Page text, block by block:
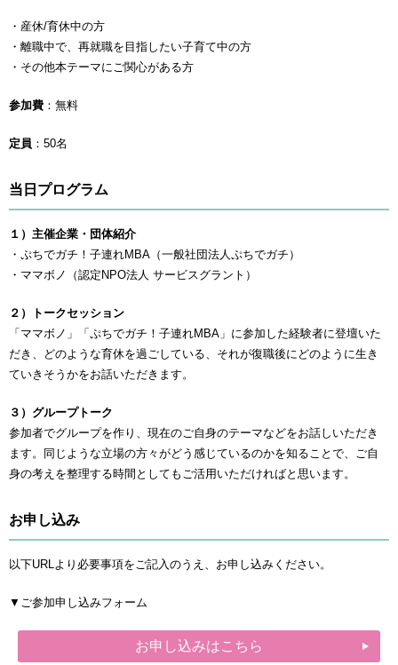
・産休/育休中の方
・離職中で、再就職を目指したい子育て中の方
・その他本テーマにご関心がある方
参加費 ：無料
定員 ：50名
当日プログラム
１）主催企業・団体紹介
・ぷちでガチ！子連れMBA（一般社団法人ぷちでガチ）
・ママボノ（認定NPO法人 サービスグラント）
２）トークセッション
「ママボノ」「ぷちでガチ！子連れMBA」に参加した経験者に登壇いた
だき、どのような育休を過ごしている、それが復職後にどのように生き
ていきそうかをお話いただきます。
３）グループトーク
参加者でグループを作り、現在のご自身のテーマなどをお話しいただき
ます。同じような立場の方々がどう感じているのかを知ることで、ご自
身の考えを整理する時間としてもご活用いただければと思います。
お申し込み
以下URLより必要事項をご記入のうえ、お申し込みください。
▼ご参加申し込みフォーム
お申し込みはこちら